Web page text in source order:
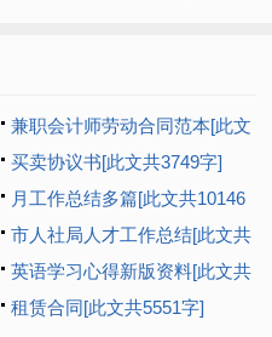
兼职会计师劳动合同范本[此文
共1073字]
买卖协议书[此文共3749字]
月工作总结多篇[此文共10146
字]市人社局人才工作总结[此文共
992字]
英语学习心得新版资料[此文共
6927字]
租赁合同[此文共5551字]